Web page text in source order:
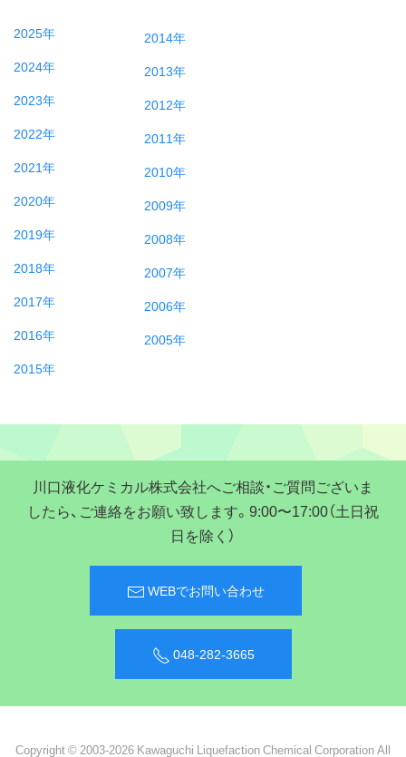
2025年
2024年
2023年
2022年
2021年
2020年
2019年
2018年
2017年
2016年
2015年
2014年
2013年
2012年
2011年
2010年
2009年
2008年
2007年
2006年
2005年
川口液化ケミカル株式会社へご相談・ご質問ございま
したら、ご連絡をお願い致します。9:00〜17:00（土日祝
日を除く）
WEBでお問い合わせ
048-282-3665
Copyright © 2003-2026 Kawaguchi Liquefaction Chemical Corporation All